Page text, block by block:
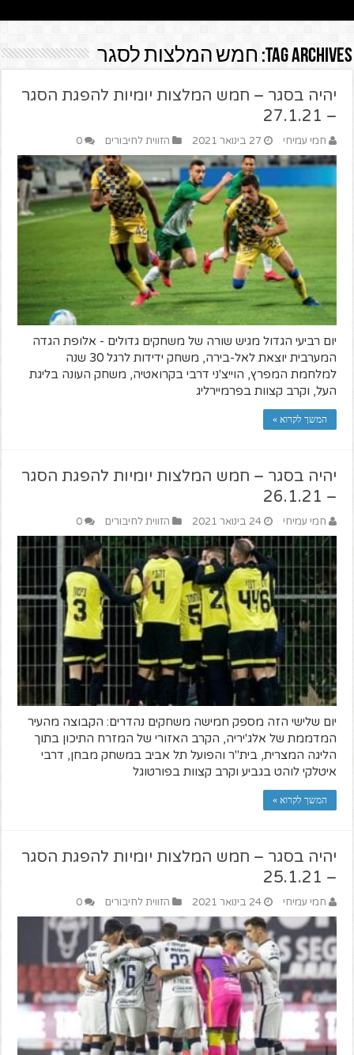
Tag Archives: חמש המלצות לסגר
יהיה בסגר – חמש המלצות יומיות להפגת הסגר
– 27.1.21
חמי עמיחי 27 בינואר 2021 הזווית לחיבורים 0
יום רביעי הגדול מגיש שורה של משחקים גדולים - אלופת הגדה
המערבית יוצאת לאל-בירה, משחק ידידות לרגל 30 שנה
למלחמת המפרץ, הוייצ'ני דרבי בקרואטיה, משחק העונה בליגת
העל, וקרב קצוות בפרמיירליג
המשך לקרוא »
יהיה בסגר – חמש המלצות יומיות להפגת הסגר
– 26.1.21
חמי עמיחי 24 בינואר 2021 הזווית לחיבורים 0
יום שלישי הזה מספק חמישה משחקים נהדרים: הקבוצה מהעיר
המדממת של אלג'יריה, הקרב האזורי של המזרח התיכון בתוך
הליגה המצרית, בית"ר והפועל תל אביב במשחק מבחן, דרבי
איטלקי לוהט בגביע וקרב קצוות בפורטוגל
המשך לקרוא »
יהיה בסגר – חמש המלצות יומיות להפגת הסגר
– 25.1.21
חמי עמיחי 24 בינואר 2021 הזווית לחיבורים 0